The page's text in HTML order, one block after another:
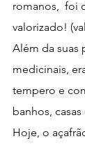
romanos,  foi
valorizado!
Além da suas
medicinais,
tempero e
banhos,
Hoje, o